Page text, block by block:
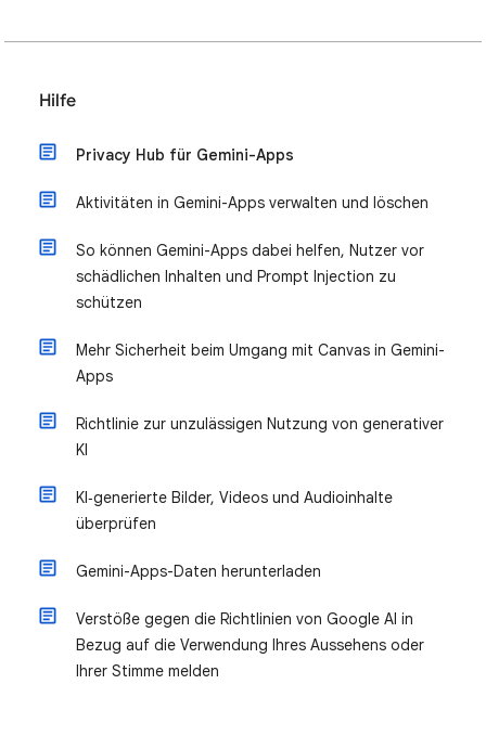
Hilfe
Privacy Hub für Gemini-Apps
Aktivitäten in Gemini-Apps verwalten und löschen
So können Gemini-Apps dabei helfen, Nutzer vor
schädlichen Inhalten und Prompt Injection zu
schützen
Mehr Sicherheit beim Umgang mit Canvas in Gemini-
Apps
Richtlinie zur unzulässigen Nutzung von generativer
KI
KI‑generierte Bilder, Videos und Audioinhalte
überprüfen
Gemini-Apps-Daten herunterladen
Verstöße gegen die Richtlinien von Google AI in
Bezug auf die Verwendung Ihres Aussehens oder
Ihrer Stimme melden